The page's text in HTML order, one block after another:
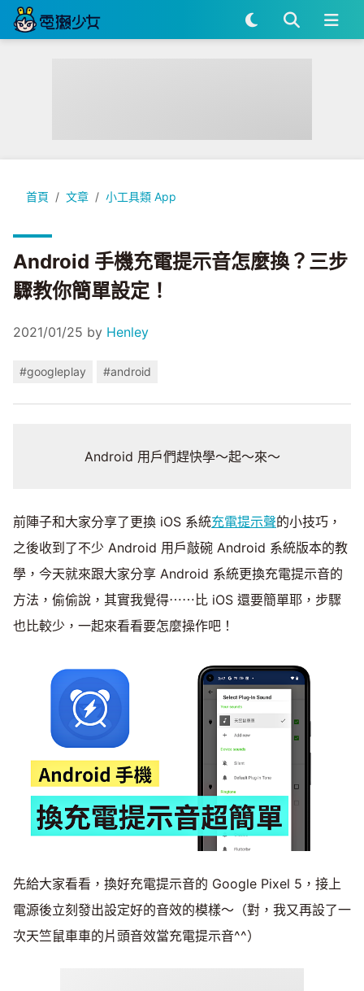
首頁 文章 小工具類 App
Android 手機充電提示音怎麼換？三步驟教你簡單設定！
Android 手機充電提示音怎麼換？三步
驟教你簡單設定！
2021/01/25 by Henley
#googleplay #android
Android 用戶們趕快學～起～來～
前陣子和大家分享了更換 iOS 系統充電提示聲的小技巧，
之後收到了不少 Android 用戶敲碗 Android 系統版本的教
學，今天就來跟大家分享 Android 系統更換充電提示音的
方法，偷偷說，其實我覺得⋯⋯比 iOS 還要簡單耶，步驟
也比較少，一起來看看要怎麼操作吧！
先給大家看看，換好充電提示音的 Google Pixel 5，接上
電源後立刻發出設定好的音效的模樣～（對，我又再設了一
次天竺鼠車車的片頭音效當充電提示音^^）